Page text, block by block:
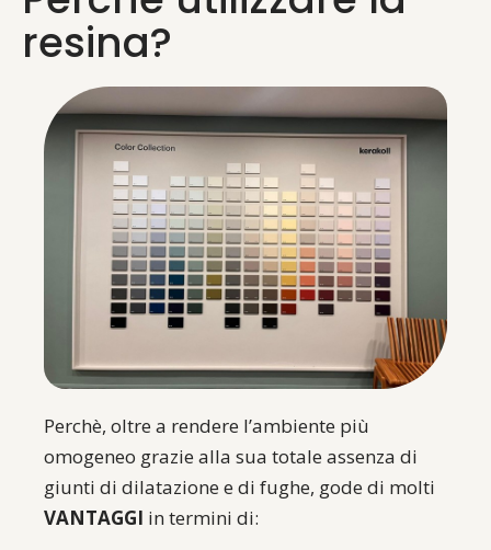
resina?
Perchè, oltre a rendere l’ambiente più
omogeneo grazie alla sua totale assenza di
giunti di dilatazione e di fughe, gode di molti
VANTAGGI in termini di: